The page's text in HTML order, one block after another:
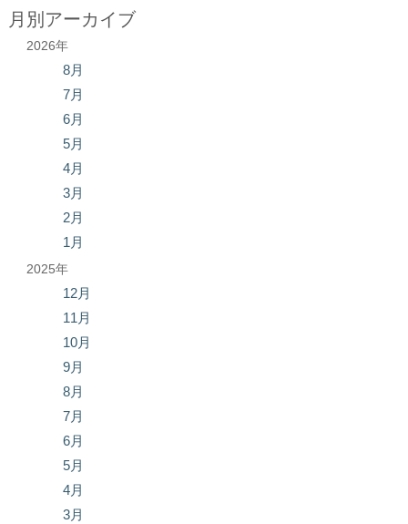
月別アーカイブ
2026年
8月
7月
6月
5月
4月
3月
2月
1月
2025年
12月
11月
10月
9月
8月
7月
6月
5月
4月
3月